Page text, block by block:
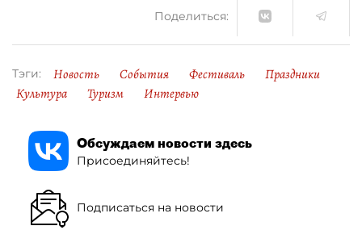
Поделиться:
Тэги: Новость События Фестиваль
Праздники
Культура
Туризм Интервью
Обсуждаем новости здесь
Присоединяйтесь!
Подписаться на новости